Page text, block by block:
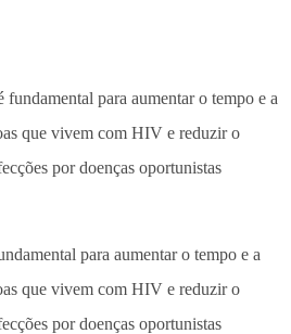
para aumentar o tempo e a
que vivem com HIV e reduzir o
por doenças oportunistas